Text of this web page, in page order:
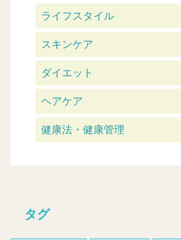
ライフスタイル
スキンケア
ダイエット
ヘアケア
健康法・健康管理
タグ